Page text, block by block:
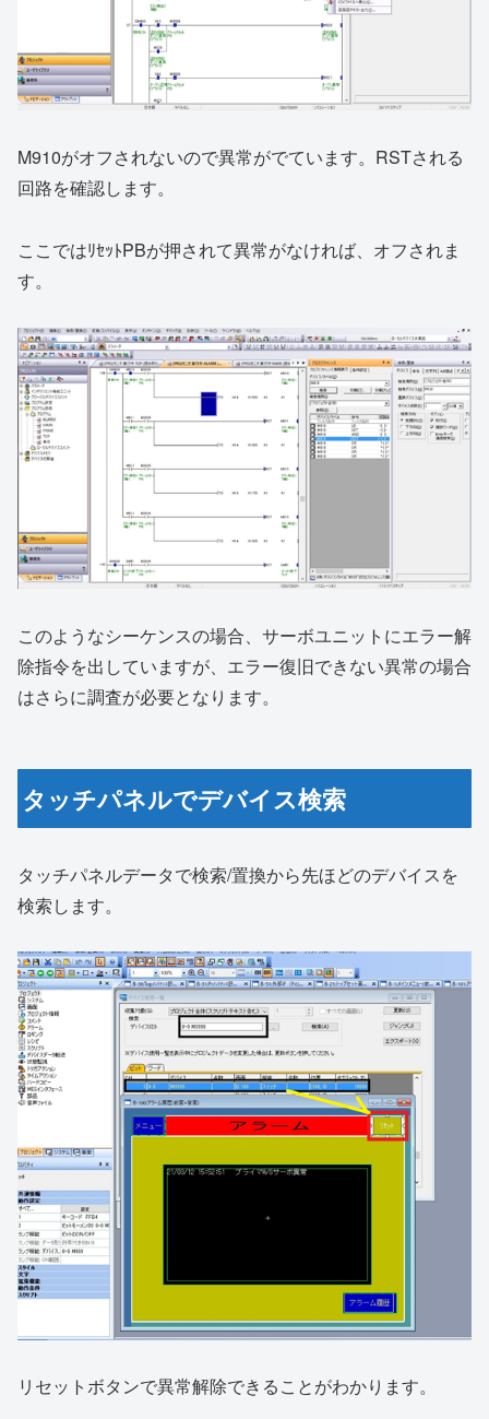
M910がオフされないので異常がでています。RSTされる
回路を確認します。
ここではﾘｾｯﾄPBが押されて異常がなければ、オフされま
す。
このようなシーケンスの場合、サーボユニットにエラー解
除指令を出していますが、エラー復旧できない異常の場合
はさらに調査が必要となります。
タッチパネルでデバイス検索
タッチパネルデータで検索/置換から先ほどのデバイスを
検索します。
リセットボタンで異常解除できることがわかります。